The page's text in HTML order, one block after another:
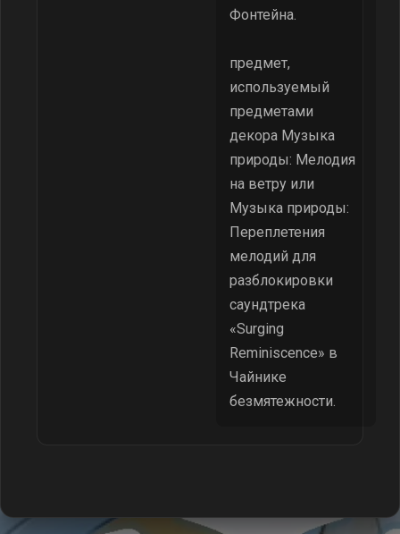
Фонтейна.
предмет,
используемый
предметами
декора Музыка
природы: Мелодия
на ветру или
Музыка природы:
Переплетения
мелодий для
разблокировки
саундтрека
«Surging
Reminiscence» в
Чайнике
безмятежности.